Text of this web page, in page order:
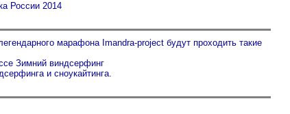
России 2014
марафона Imandra-project будут проходить такие
Зимний виндсерфинг
и сноукайтинга.